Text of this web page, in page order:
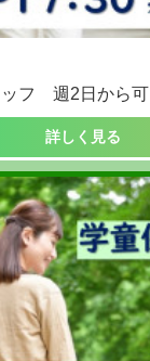
ッフ 週2日から可
詳しく見る